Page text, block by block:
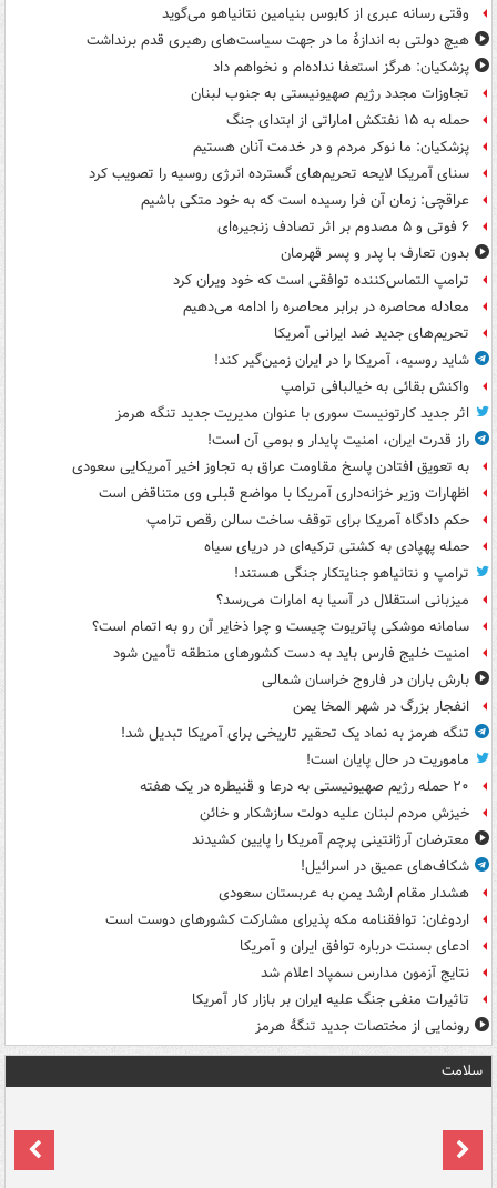
وقتی رسانه عبری از کابوس بنیامین نتانیاهو می‌گوید
هیچ دولتی به اندازۀ ما در جهت سیاست‌های رهبری قدم برنداشت
پزشکیان: هرگز استعفا نداده‌ام و نخواهم داد
تجاوزات مجدد رژیم صهیونیستی به جنوب لبنان
حمله به ۱۵ نفتکش‌ اماراتی از ابتدای جنگ
پزشکیان: ما نوکر مردم و در خدمت آنان هستیم
سنای آمریکا لایحه تحریم‌های گسترده انرژی روسیه را تصویب کرد
عراقچی: زمان آن فرا رسیده است که به خود متکی باشیم
۶ فوتی و ۵ مصدوم بر اثر تصادف زنجیره‌ای
بدون تعارف با پدر و پسر قهرمان
ترامپ التماس‌کننده توافقی است که خود ویران کرد
معادله محاصره در برابر محاصره را ادامه می‌دهیم
تحریم‌های جدید ضد ایرانی آمریکا
شاید روسیه، آمریکا را در ایران زمین‌گیر کند!
واکنش بقائی به خیالبافی ترامپ
اثر جدید کارتونیست سوری با عنوان مدیریت جدید تنگه هرمز
راز قدرت ایران، امنیت پایدار و بومی آن است!
به تعویق افتادن پاسخ مقاومت عراق به تجاوز اخیر آمریکایی سعودی
اظهارات وزیر خزانه‌داری آمریکا با مواضع قبلی وی متناقض است
حکم دادگاه آمریکا برای توقف ساخت سالن رقص ترامپ
حمله پهپادی به کشتی ترکیه‌ای در دریای سیاه
ترامپ و نتانیاهو جنایتکار جنگی هستند!
میزبانی استقلال در آسیا به امارات می‌رسد؟
سامانه موشکی پاتریوت چیست و چرا ذخایر آن رو به اتمام است؟
امنیت خلیج فارس باید به دست کشورهای منطقه تأمین شود
بارش باران در فاروج خراسان شمالی
انفجار بزرگ در شهر المخا یمن
تنگه هرمز به نماد یک تحقیر تاریخی برای آمریکا تبدیل شد!
ماموریت در حال پایان است!
۲۰ حمله رژیم صهیونیستی به درعا و قنیطره در یک هفته
خیزش مردم لبنان علیه دولت سازشکار و خائن
معترضان آرژانتینی پرچم آمریکا را پایین کشیدند
شکاف‌های عمیق در اسرائیل!
هشدار مقام ارشد یمن به عربستان سعودی
اردوغان: توافقنامه مکه پذیرای مشارکت کشورهای دوست است
ادعای بسنت درباره توافق ایران و آمریکا
نتایج آزمون مدارس سمپاد اعلام شد
تاثیرات منفی جنگ علیه ایران بر بازار کار آمریکا
رونمایی از مختصات جدید تنگۀ هرمز
سلامت